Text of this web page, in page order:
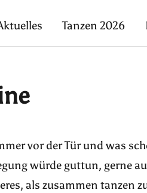
Tanzen 2026
vor der Tür und was
würde guttun, gerne
als zusammen tanzen